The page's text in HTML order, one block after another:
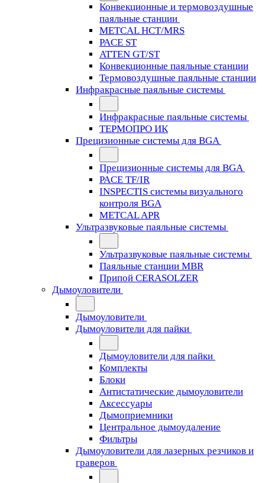
Конвекционные и термовоздушные
паяльные станции
METCAL HCT/MRS
PACE ST
ATTEN GT/ST
Конвекционные паяльные станции
Термовоздушные паяльные станции
Инфракрасные паяльные системы
Инфракрасные паяльные системы
ТЕРМОПРО ИК
Прецизионные системы для BGA
Прецизионные системы для BGA
PACE TF/IR
INSPECTIS системы визуального
контроля BGA
METCAL APR
Ультразвуковые паяльные системы
Ультразвуковые паяльные системы
Паяльные станции MBR
Припой CERASOLZER
Дымоуловители
Дымоуловители
Дымоуловители для пайки
Дымоуловители для пайки
Комплекты
Блоки
Антистатические дымоуловители
Аксессуары
Дымоприемники
Центральное дымоудаление
Фильтры
Дымоуловители для лазерных резчиков и
граверов